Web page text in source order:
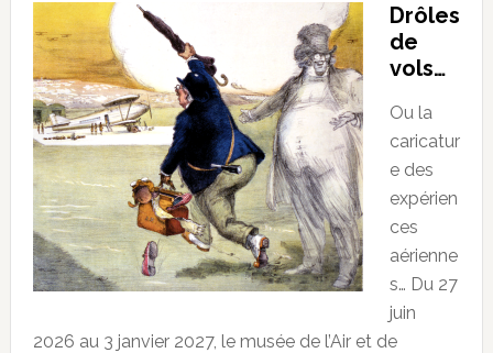
Drôles
de
vols…
Ou la
caricatur
e des
expérien
ces
aérienne
s… Du 27
juin
2026 au 3 janvier 2027, le musée de l’Air et de